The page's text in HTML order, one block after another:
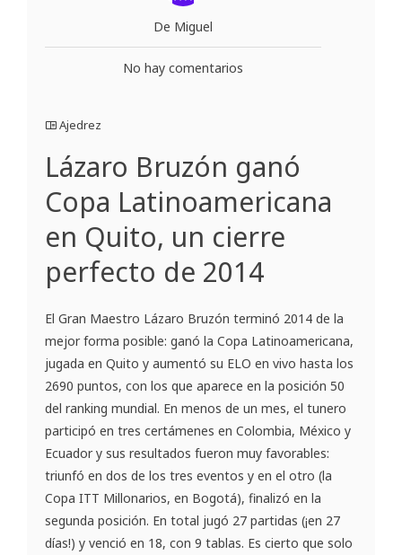
De Miguel
No hay comentarios
Ajedrez
Lázaro Bruzón ganó
Copa Latinoamericana
en Quito, un cierre
perfecto de 2014
El Gran Maestro Lázaro Bruzón terminó 2014 de la
mejor forma posible: ganó la Copa Latinoamericana,
jugada en Quito y aumentó su ELO en vivo hasta los
2690 puntos, con los que aparece en la posición 50
del ranking mundial. En menos de un mes, el tunero
participó en tres certámenes en Colombia, México y
Ecuador y sus resultados fueron muy favorables:
triunfó en dos de los tres eventos y en el otro (la
Copa ITT Millonarios, en Bogotá), finalizó en la
segunda posición. En total jugó 27 partidas (¡en 27
días!) y venció en 18, con 9 tablas. Es cierto que solo